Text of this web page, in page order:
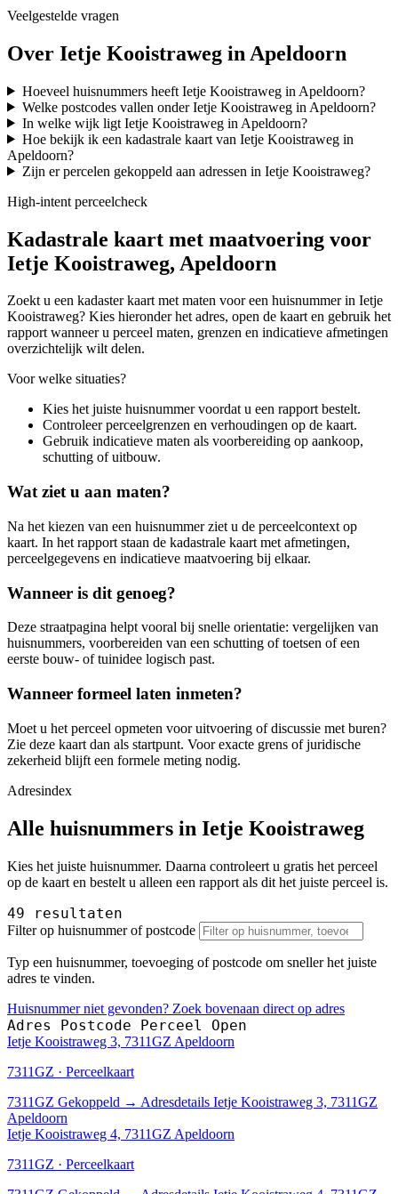
Veelgestelde vragen
Over Ietje Kooistraweg in Apeldoorn
Hoeveel huisnummers heeft Ietje Kooistraweg in Apeldoorn?
Welke postcodes vallen onder Ietje Kooistraweg in Apeldoorn?
In welke wijk ligt Ietje Kooistraweg in Apeldoorn?
Hoe bekijk ik een kadastrale kaart van Ietje Kooistraweg in
Apeldoorn?
Zijn er percelen gekoppeld aan adressen in Ietje Kooistraweg?
High-intent perceelcheck
Kadastrale kaart met maatvoering voor
Ietje Kooistraweg, Apeldoorn
Zoekt u een kadaster kaart met maten voor een huisnummer in Ietje
Kooistraweg? Kies hieronder het adres, open de kaart en gebruik het
rapport wanneer u perceel maten, grenzen en indicatieve afmetingen
overzichtelijk wilt delen.
Voor welke situaties?
Kies het juiste huisnummer voordat u een rapport bestelt.
Controleer perceelgrenzen en verhoudingen op de kaart.
Gebruik indicatieve maten als voorbereiding op aankoop,
schutting of uitbouw.
Wat ziet u aan maten?
Na het kiezen van een huisnummer ziet u de perceelcontext op
kaart. In het rapport staan de kadastrale kaart met afmetingen,
perceelgegevens en indicatieve maatvoering bij elkaar.
Wanneer is dit genoeg?
Deze straatpagina helpt vooral bij snelle orientatie: vergelijken van
huisnummers, voorbereiden van een schutting of toetsen of een
eerste bouw- of tuinidee logisch past.
Wanneer formeel laten inmeten?
Moet u het perceel opmeten voor uitvoering of discussie met buren?
Zie deze kaart dan als startpunt. Voor exacte grens of juridische
zekerheid blijft een formele meting nodig.
Adresindex
Alle huisnummers in Ietje Kooistraweg
Kies het juiste huisnummer. Daarna controleert u gratis het perceel
op de kaart en bestelt u alleen een rapport als dit het juiste perceel is.
49 resultaten
Filter op huisnummer of postcode
Typ een huisnummer, toevoeging of postcode om sneller het juiste
adres te vinden.
Huisnummer niet gevonden? Zoek bovenaan direct op adres
Adres Postcode Perceel Open
Ietje Kooistraweg 3, 7311GZ Apeldoorn
7311GZ · Perceelkaart
7311GZ Gekoppeld → Adresdetails Ietje Kooistraweg 3, 7311GZ
Apeldoorn
Ietje Kooistraweg 4, 7311GZ Apeldoorn
7311GZ · Perceelkaart